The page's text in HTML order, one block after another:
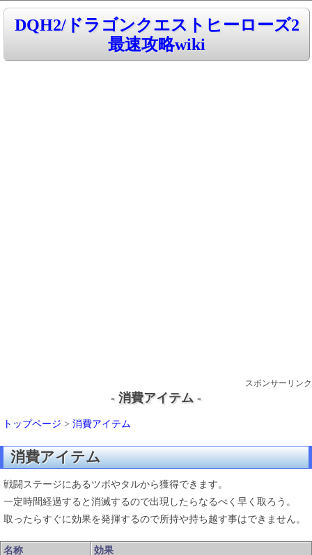
DQH2/ドラゴンクエストヒーローズ2
最速攻略wiki
スポンサーリンク
- 消費アイテム -
トップページ > 消費アイテム
消費アイテム
戦闘ステージにあるツボやタルから獲得できます。
一定時間経過すると消滅するので出現したらなるべく早く取ろう。
取ったらすぐに効果を発揮するので所持や持ち越す事はできません。
名称
効果